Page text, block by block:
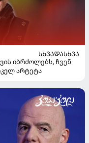
ᲡᲮᲕᲐᲓᲐᲡᲮᲕᲐ
იბრძოლებს, ჩვენ
არტეტა